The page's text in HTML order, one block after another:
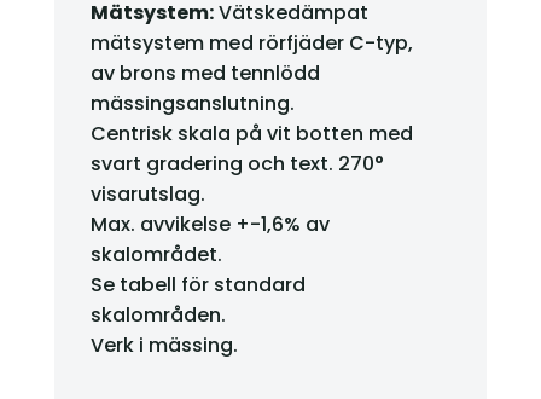
Mätsystem:Vätskedämpat
mätsystem med rörfjäder C-typ,
av brons med tennlödd
mässingsanslutning.
Centrisk skala på vit botten med
svart gradering och text. 270°
visarutslag.
Max. avvikelse +-1,6% av
skalområdet.
Se tabell för standard
skalområden.
Verk i mässing.